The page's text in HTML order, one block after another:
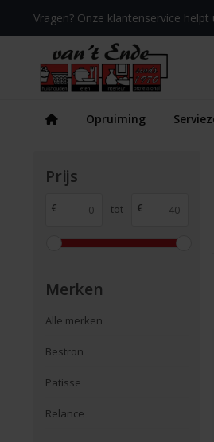
Vragen? Onze klantenservice helpt
Opruiming
Prijs
€ tot €
Merken
Alle merken
Bestron
Patisse
Relance